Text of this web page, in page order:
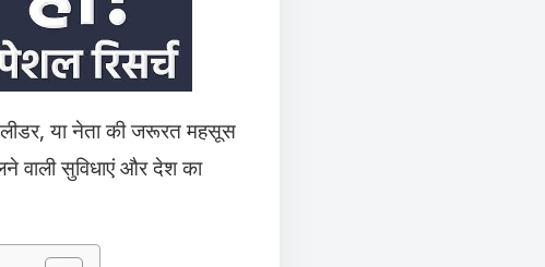
या नेता की जरूरत महसूस
वाली सुविधाएं और देश का